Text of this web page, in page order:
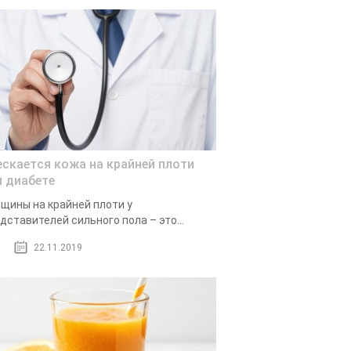
кожа на крайней плоти
диабете
на крайней плоти у
сильного пола – это...
22.11.2019